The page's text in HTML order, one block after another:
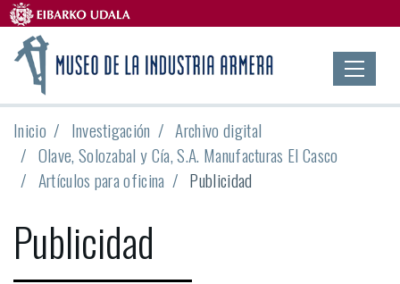
Inicio Investigación
Archivo digital
Olave, Solozabal y Cía, S.A. Manufacturas El Casco
Artículos para oficina
Publicidad
Publicidad